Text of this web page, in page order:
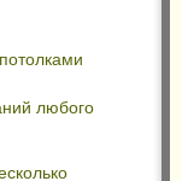
любого